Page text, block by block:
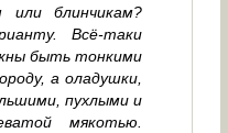
блинчикам?
Всё-таки
быть тонкими
а оладушки,
пухлыми и
мякотью.